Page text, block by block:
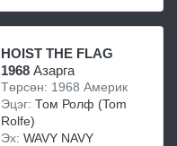
HOIST THE FLAG
1968 Азарга
Төрсөн: 1968 Америк
Эцэг: Том Ролф (Tom
Rolfe)
Эх: WAVY NAVY